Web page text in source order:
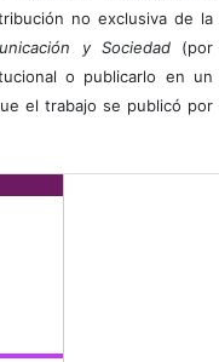
no exclusiva de la
y Sociedad(por
o publicarlo en un
el trabajo se publicó por